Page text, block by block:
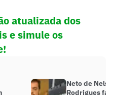
atualizada dos
e simule os
Neto de
Rodrigues